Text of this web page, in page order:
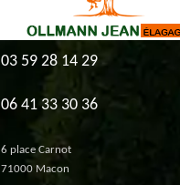
03 59 28 14 29
06 41 33 30 36
6 place Carnot
71000 Macon